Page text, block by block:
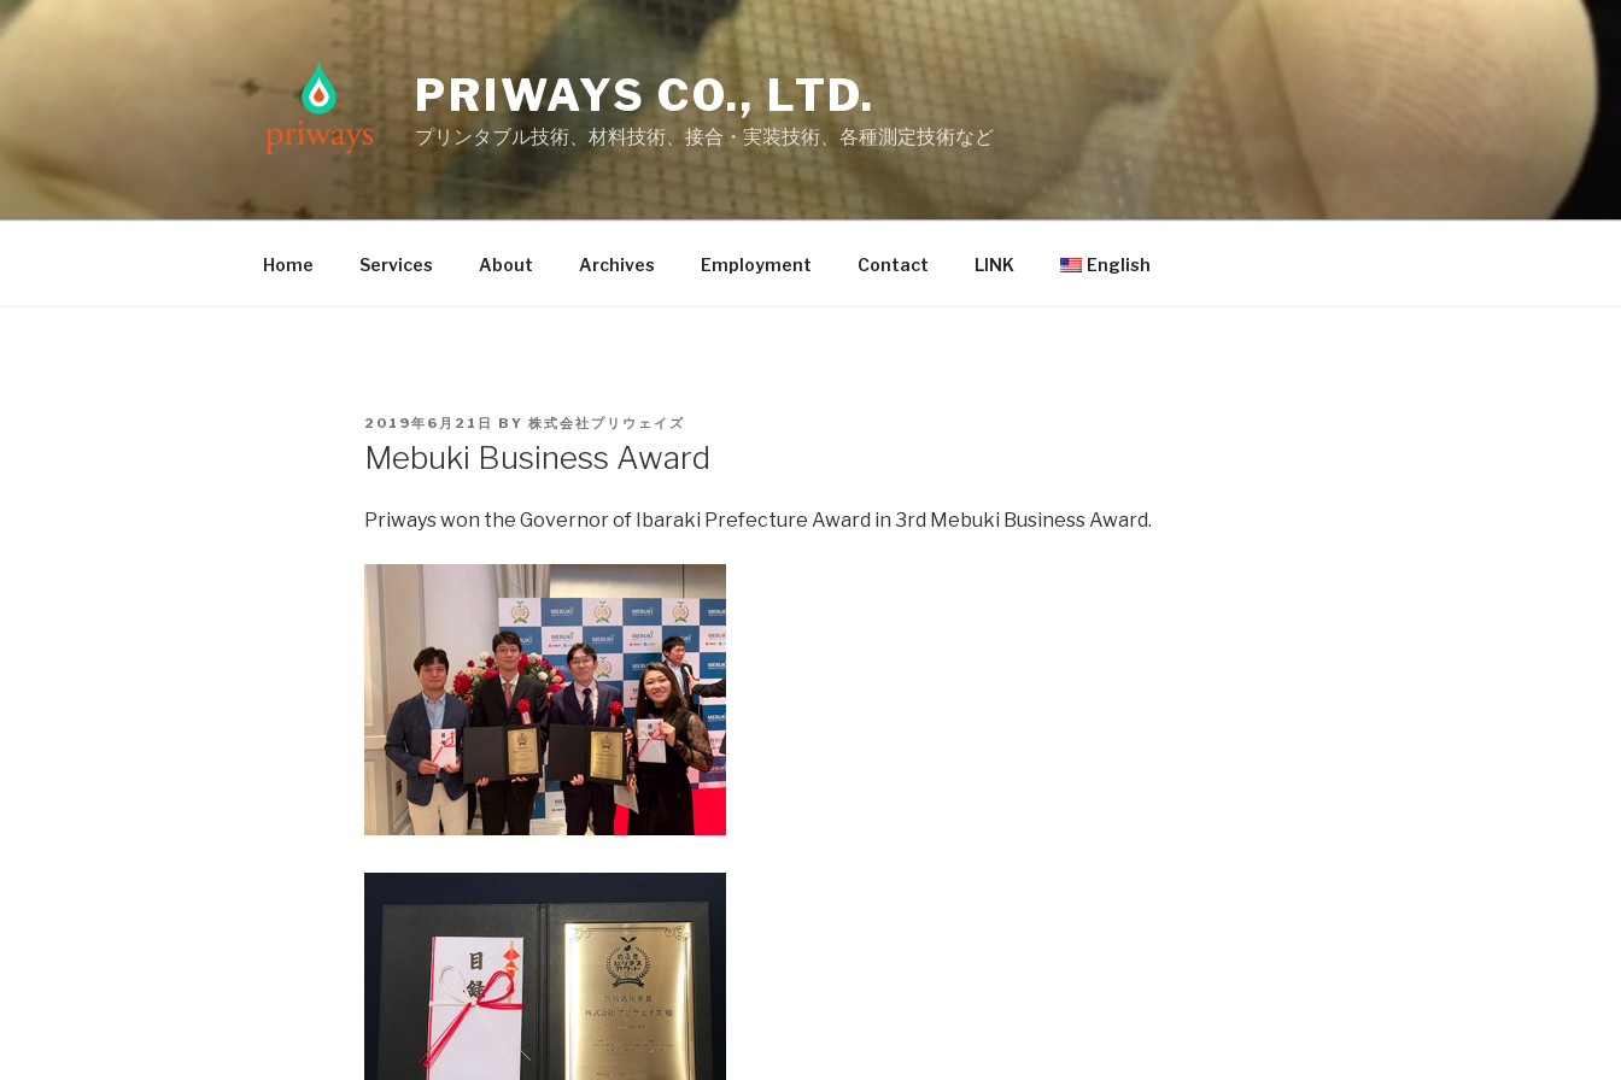
Skip
to
PRIWAYS CO., LTD.
プリンタブル技術、材料技術、接合・実装技術、各種測定技術など
Home Services About Archives Employment Contact LINK English
POSTED
2019年6月21日 BY 株式会社プリウェイズ
Mebuki Business Award
Priways won the Governor of Ibaraki Prefecture Award in 3rd Mebuki Business Award.